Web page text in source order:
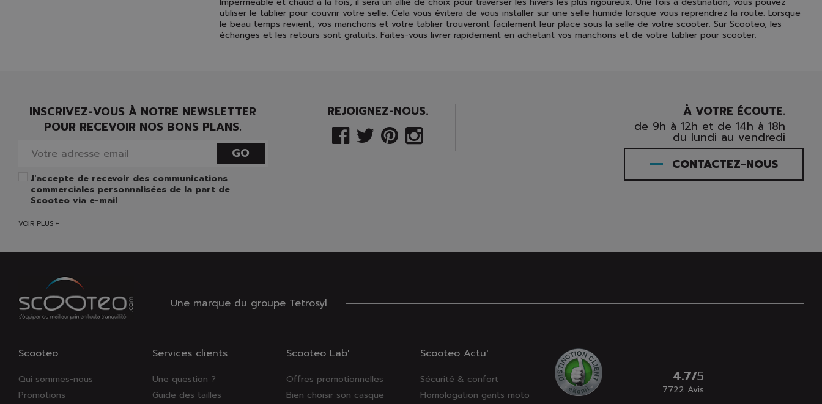
utiliser le tablier pour couvrir votre selle. Cela vous évitera de vous installer sur une selle humide lorsque vous reprendrez la route. Lorsque
le beau temps revient, vos manchons et votre tablier trouveront facilement leur place sous la selle de votre scooter. Sur Scooteo, les
échanges et les retours sont gratuits. Faites-vous livrer rapidement en achetant vos manchons et de votre tablier pour scooter.
INSCRIVEZ-VOUS À NOTRE NEWSLETTER
POUR RECEVOIR NOS BONS PLANS.
GO
J'accepte de recevoir des communications
commerciales personnalisées de la part de
Scooteo via e-mail
VOIR PLUS +
REJOIGNEZ-NOUS.
À VOTRE ÉCOUTE.
de 9h à 12h et de 14h à 18h
du lundi au vendredi
CONTACTEZ-NOUS
Une marque du groupe Tetrosyl
Scooteo
Qui sommes-nous
Promotions
Services clients
Une question ?
Guide des tailles
Scooteo Lab'
Offres promotionnelles
Bien choisir son casque
Scooteo Actu'
Sécurité & confort
Homologation gants moto
4.7/5
7722 Avis